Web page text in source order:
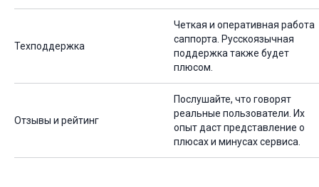
Техподдержка
Четкая и оперативная работа
саппорта. Русскоязычная
поддержка также будет
плюсом.
Отзывы и рейтинг
Послушайте, что говорят
реальные пользователи. Их
опыт даст представление о
плюсах и минусах сервиса.